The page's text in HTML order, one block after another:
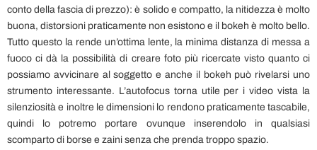
conto della fascia di prezzo): è solido e compatto, la nitidezza è molto
buona, distorsioni praticamente non esistono e il bokeh è molto bello.
Tutto questo la rende un’ottima lente, la minima distanza di messa a
fuoco ci dà la possibilità di creare foto più ricercate visto quanto ci
possiamo avvicinare al soggetto e anche il bokeh può rivelarsi uno
strumento interessante. L’autofocus torna utile per i video vista la
silenziosità e inoltre le dimensioni lo rendono praticamente tascabile,
quindi lo potremo portare ovunque inserendolo in qualsiasi
scomparto di borse e zaini senza che prenda troppo spazio.